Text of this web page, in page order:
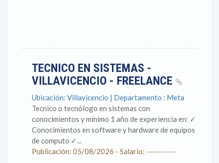
TECNICO EN SISTEMAS -
VILLAVICENCIO - FREELANCE
Ubicación: Villavicencio | Departamento : Meta
Tecnico o tecnólogo en sistemas con
conocimientos y mínimo 1 año de experiencia en: ✓
Conocimientos en software y hardware de equipos
de computo ✓...
Publicación: 05/08/2026 - Salario: ----------